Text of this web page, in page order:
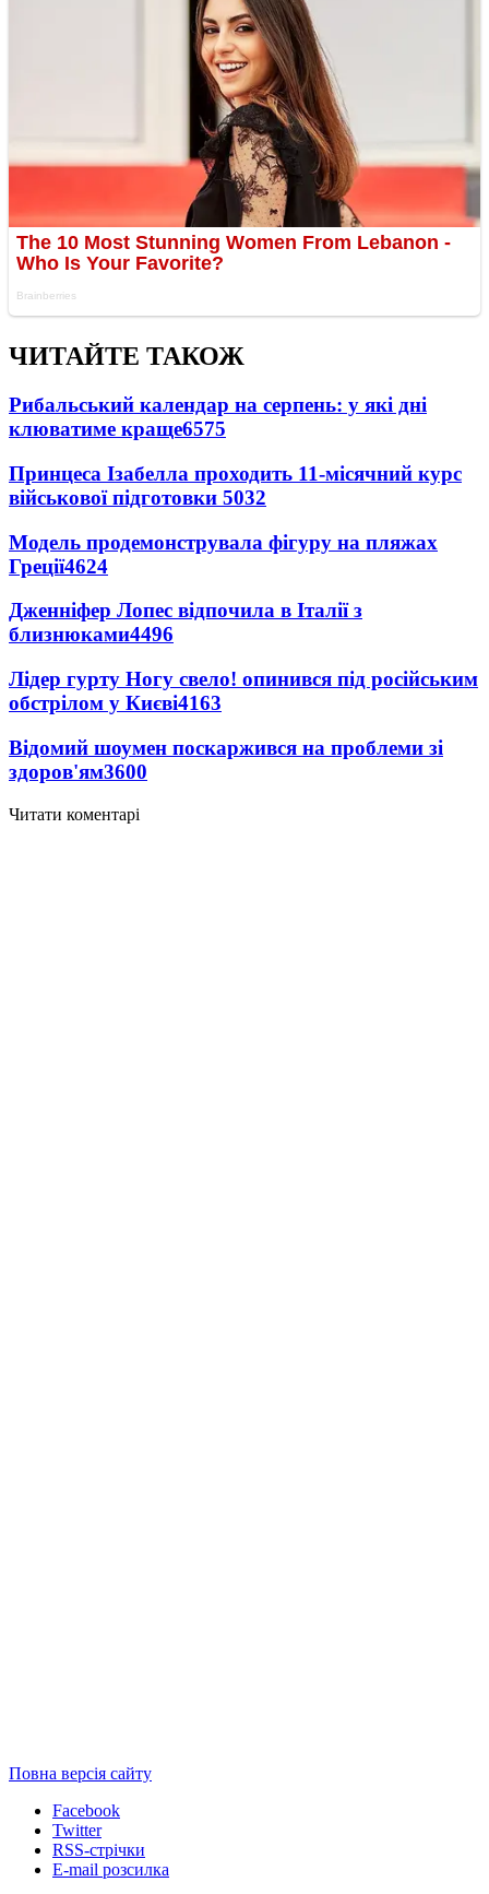
ЧИТАЙТЕ ТАКОЖ
Рибальський календар на серпень: у які дні
клюватиме краще6575
Принцеса Ізабелла проходить 11-місячний курс
військової підготовки 5032
Модель продемонструвала фігуру на пляжах
Греції4624
Дженніфер Лопес відпочила в Італії з
близнюками4496
Лідер гурту Ногу свело! опинився під російським
обстрілом у Києві4163
Відомий шоумен поскаржився на проблеми зі
здоров'ям3600
Читати коментарі
Повна версія сайту
Facebook
Twitter
RSS-стрічки
E-mail розсилка